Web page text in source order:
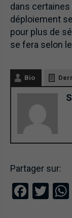
dans
déploiement
pour plus de
se fera selon
Bio
Partager sur: